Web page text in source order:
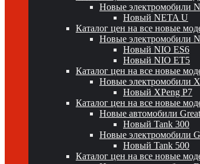
Новые электромобили
Новый NETA U
Каталог цен на все новые
Новые электромобили
Новый NIO ES6
Новый NIO ET5
Каталог цен на все новые
Новые электромобили
Новый XPeng P7
Каталог цен на все новые
Новые автомобили
Новый Tank 300
Новые электромобили
Новый Tank 500
Каталог цен на все новые